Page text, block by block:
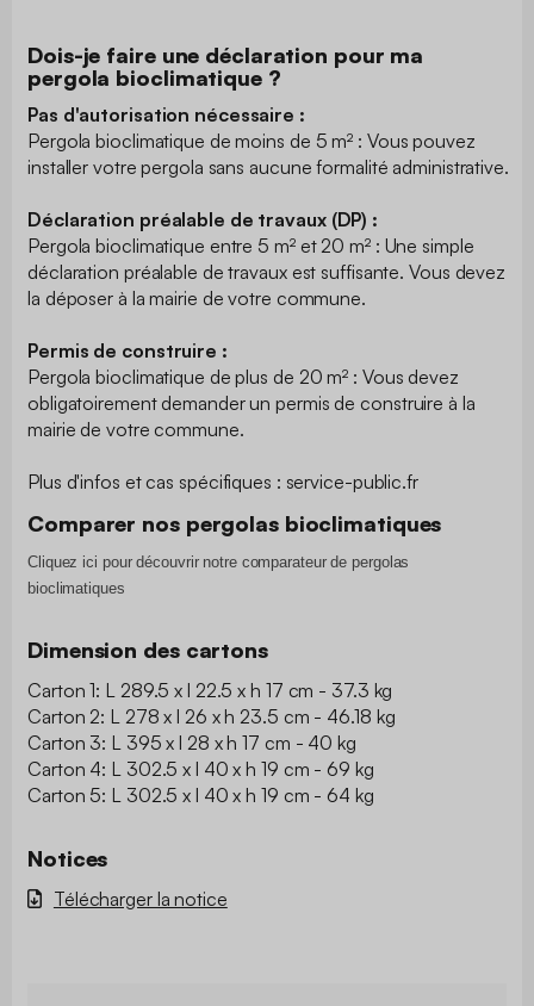
Dois-je faire une déclaration pour ma
pergola bioclimatique ?
Pas d'autorisation nécessaire :
Pergola bioclimatique de moins de 5 m² : Vous pouvez
installer votre pergola sans aucune formalité administrative.
Déclaration préalable de travaux (DP) :
Pergola bioclimatique entre 5 m² et 20 m² : Une simple
déclaration préalable de travaux est suffisante. Vous devez
la déposer à la mairie de votre commune.
Permis de construire :
Pergola bioclimatique de plus de 20 m² : Vous devez
obligatoirement demander un permis de construire à la
mairie de votre commune.
Plus d'infos et cas spécifiques : ​service-public.fr
Comparer nos pergolas bioclimatiques
Cliquez ici pour découvrir notre comparateur de pergolas
bioclimatiques
Dimension des cartons
Carton 1: L 289.5 x l 22.5 x h 17 cm - 37.3 kg
Carton 2: L 278 x l 26 x h 23.5 cm - 46.18 kg
Carton 3: L 395 x l 28 x h 17 cm - 40 kg
Carton 4: L 302.5 x l 40 x h 19 cm - 69 kg
Carton 5: L 302.5 x l 40 x h 19 cm - 64 kg
Notices
Télécharger la notice